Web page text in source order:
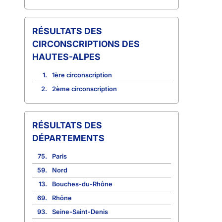
CIRCONSCRIPTIONS DES
HAUTES-ALPES
1.
1ère circonscription
2.
2ème circonscription
RÉSULTATS DES
DÉPARTEMENTS
75.
Paris
59.
Nord
13.
Bouches-du-Rhône
69.
Rhône
93.
Seine-Saint-Denis